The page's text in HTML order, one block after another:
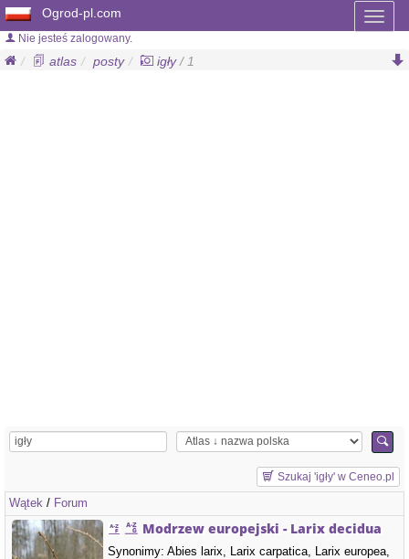
Ogrod-pl.com
Nie jesteś zalogowany.
atlas posty igły/ 1
Szukaj 'igły' w Ceneo.pl
Wątek / Forum
Modrzew europejski - Larix decidua
Synonimy: Abies larix, Larix carpatica, Larix europea,